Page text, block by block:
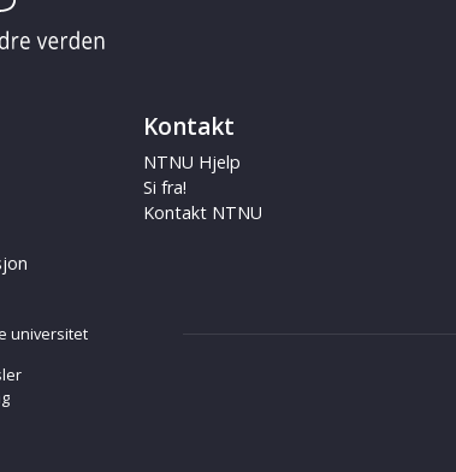
Kontakt
NTNU Hjelp
Si fra!
Kontakt NTNU
universitet